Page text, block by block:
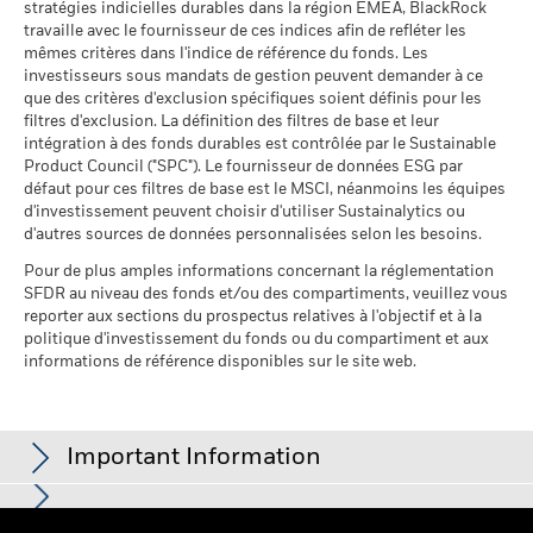
à l’adressehttp://www.ombudsfin.be.
au 17/juil./2026
Pointage de qualité ESG
MSCI - centile par rapport aux
au 17/juil./2026
Fonds dans le groupe de
pairs
au 17/juil./2026
529
% de couverture MSCI
Intensity
au 17/juil./2026
98,22
Toutes les données proviennent des Notations de fonds ESG
MSCI au 17/juil./2026 basées sur les positions détenues au
MSCI.
Pour être inclus dans les Notations de fonds MSCI ESG, 65 %
du poids brut du fonds (ou 50 % dans le cas de fonds
fonds à l'égard desquels
des données ne sont pas
disponibles
au 30/juin/2026
L'exposition de BlackRock aux secteurs d'activité, telle qu'elle
est indiquée ci-dessus, pour le charbon thermique et les
sables bitumineux, est calculée et déclarée pour les
entreprises qui tirent plus de 5 % de leurs revenus du
charbon thermique ou des sables bitumineux, tel que défini
par MSCI ESG Research. L’exposition aux entreprises qui
génèrent des revenus à partir du charbon thermique ou des
sables bitumineux (à un seuil de revenus de 0 %), telle que
définie par MSCI ESG Research, se répartit comme suit :
0,00% pour le charbon thermique et 0,00% pour les sables
bitumineux.
Research qui fournit un profil de la participation de chaque
société aux différents secteurs d'activité. BlackRock s’appuie
sur ces données pour fournir une vue d’ensemble des avoirs,
stratégies indicielles durables dans la région EMEA, BlackRock
travaille avec le fournisseur de ces indices afin de refléter les
mêmes critères dans l'indice de référence du fonds. Les
investisseurs sous mandats de gestion peuvent demander à ce
que des critères d'exclusion spécifiques soient définis pour les
filtres d'exclusion. La définition des filtres de base et leur
intégration à des fonds durables est contrôlée par le Sustainable
Product Council ("SPC"). Le fournisseur de données ESG par
défaut pour ces filtres de base est le MSCI, néanmoins les équipes
d'investissement peuvent choisir d'utiliser Sustainalytics ou
d'autres sources de données personnalisées selon les besoins.
Pour de plus amples informations concernant la réglementation
SFDR au niveau des fonds et/ou des compartiments, veuillez vous
reporter aux sections du prospectus relatives à l'objectif et à la
politique d'investissement du fonds ou du compartiment et aux
informations de référence disponibles sur le site web.
Important Information